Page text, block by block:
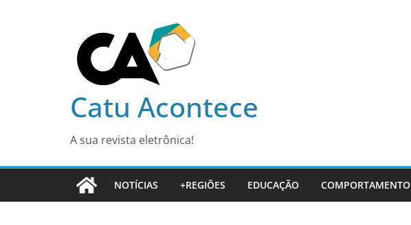
Catu Acontece
A sua revista eletrônica!
NOTÍCIAS +REGIÕES EDUCAÇÃO COMPORTAMENTO